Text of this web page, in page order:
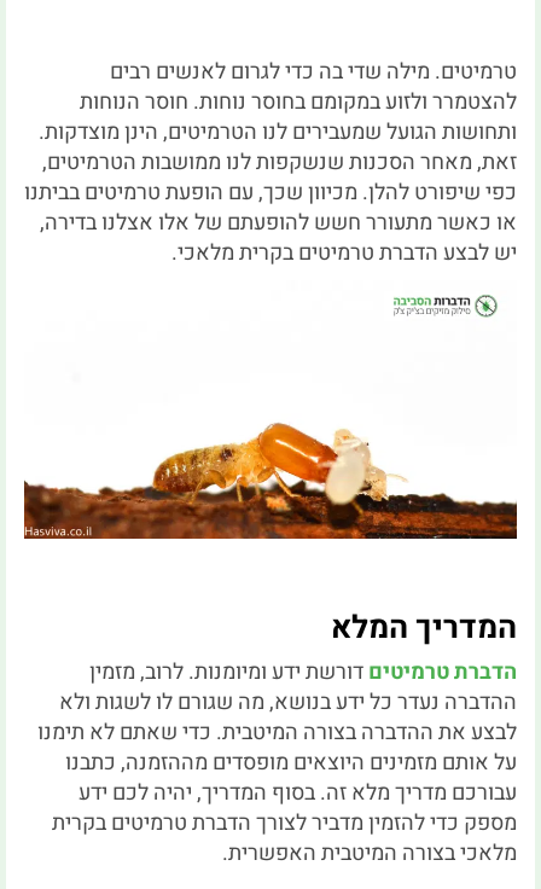
טרמיטים. מילה שדי בה כדי לגרום לאנשים רבים
להצטמרר ולזוע במקומם בחוסר נוחות. חוסר הנוחות
ותחושות הגועל שמעבירים לנו הטרמיטים, הינן מוצדקות.
זאת, מאחר הסכנות שנשקפות לנו ממושבות הטרמיטים,
כפי שיפורט להלן. מכיוון שכך, עם הופעת טרמיטים בביתנו
או כאשר מתעורר חשש להופעתם של אלו אצלנו בדירה,
יש לבצע הדברת טרמיטים בקרית מלאכי.
המדריך המלא
הדברת טרמיטיםדורשת ידע ומיומנות. לרוב, מזמין
ההדברה נעדר כל ידע בנושא, מה שגורם לו לשגות ולא
לבצע את ההדברה בצורה המיטבית. כדי שאתם לא תימנו
על אותם מזמינים היוצאים מופסדים מההזמנה, כתבנו
עבורכם מדריך מלא זה. בסוף המדריך, יהיה לכם ידע
מספק כדי להזמין מדביר לצורך הדברת טרמיטים בקרית
מלאכי בצורה המיטבית האפשרית.